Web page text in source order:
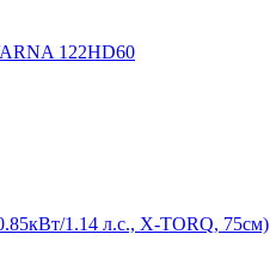
122HD60
1.14 л.с., X-TORQ, 75см)